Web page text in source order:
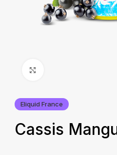
Eliquid France
Cassis